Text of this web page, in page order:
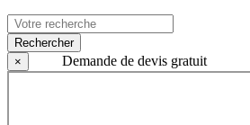
Rechercher
×
Demande de devis gratuit